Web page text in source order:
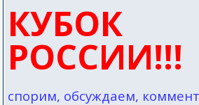
КУБОК
РОССИИ!!!
спорим, обсуждаем,